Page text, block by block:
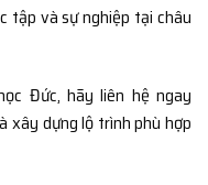
tập và sự nghiệp tại châu
Đức, hãy liên hệ ngay
xây dựng lộ trình phù hợp